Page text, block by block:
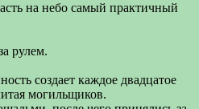
на небо самый практичный
рулем.
создает каждое двадцатое
могильщиков.